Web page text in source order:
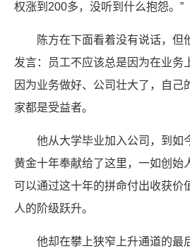
权涨到200多，没听到什么抱怨。”
陈方在下面看着没有说话，但
发言：员工不应该总是因为在业务
因为业务做好、公司壮大了，自己
家都是受益者。
他从大学毕业加入公司，到如
黄金十年奉献给了这里，一如创始
可以通过这十年的拼命付出收获价
人的阶级跃升。
他却在攀上狭窄上升通道的最